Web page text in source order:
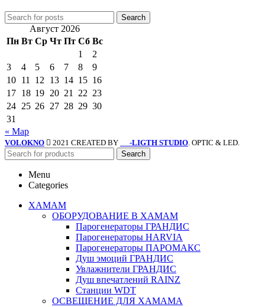
Search
Август 2026
Пн Вт Ср Чт Пт Сб Вс
1
2
3
4 5 6 7 8
9
10 11 12 13 14 15 16
17 18 19 20 21 22 23
24 25 26 27 28 29 30
31
« Мар
VOLOKNO 2021 CREATED BY -LIGTH STUDIO. OPTIC & LED.
Search
Menu
Categories
ХАМАМ
ОБОРУДОВАНИЕ В ХАМАМ
Парогенераторы ГРАНДИС
Парогенераторы HARVIA
Парогенераторы ПАРОМАКС
Душ эмоций ГРАНДИС
Увлажнители ГРАНДИС
Душ впечатлений RAINZ
Станции WDT
ОСВЕЩЕНИЕ ДЛЯ ХАМАМА